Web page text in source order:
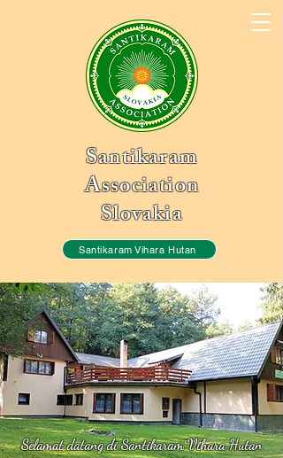
Santikaram
Association
Slovakia
Santikaram Vihara Hutan
Selamat datang di Santikaram Vihara Hutan